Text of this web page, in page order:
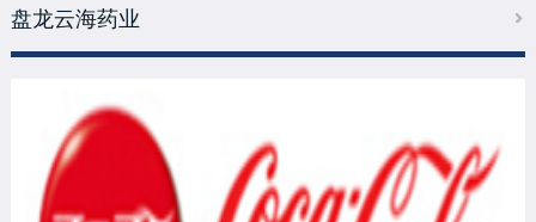
盘龙云海药业